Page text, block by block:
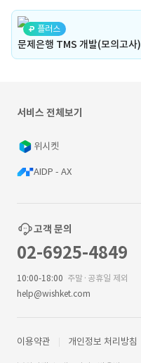
플러스
문제은행 TMS 개발(모의고사)
서비스 전체보기
위시켓
AIDP - AX
고객 문의
02-6925-4849
10:00-18:00 주말·공휴일 제외
help@wishket.com
이용약관 개인정보 처리방침